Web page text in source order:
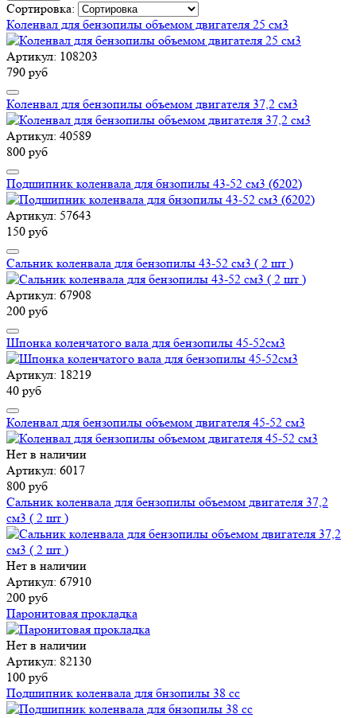
Сортировка:
Коленвал для бензопилы объемом двигателя 25 см3
Артикул: 108203
790 руб
Коленвал для бензопилы объемом двигателя 37,2 см3
Артикул: 40589
800 руб
Подшипник коленвала для бнзопилы 43-52 см3 (6202)
Артикул: 57643
150 руб
Сальник коленвала для бензопилы 43-52 см3 ( 2 шт )
Артикул: 67908
200 руб
Шпонка коленчатого вала для бензопилы 45-52см3
Артикул: 18219
40 руб
Коленвал для бензопилы объемом двигателя 45-52 см3
Нет в наличии
Артикул: 6017
800 руб
Сальник коленвала для бензопилы объемом двигателя 37,2
см3 ( 2 шт )
Нет в наличии
Артикул: 67910
200 руб
Паронитовая прокладка
Нет в наличии
Артикул: 82130
100 руб
Подшипник коленвала для бнзопилы 38 сс